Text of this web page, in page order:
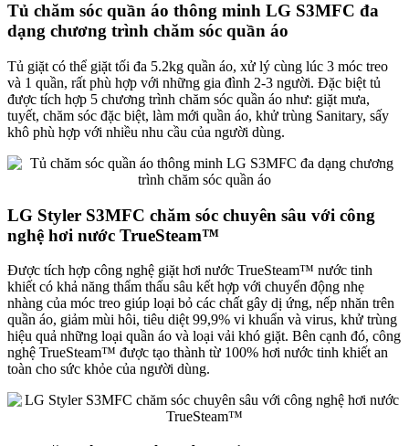
Tủ chăm sóc quần áo thông minh LG S3MFC đa
dạng chương trình chăm sóc quần áo
Tủ giặt có thể giặt tối đa 5.2kg quần áo, xử lý cùng lúc 3 móc treo
và 1 quần, rất phù hợp với những gia đình 2-3 người. Đặc biệt tủ
được tích hợp 5 chương trình chăm sóc quần áo như: giặt mưa,
tuyết, chăm sóc đặc biệt, làm mới quần áo, khử trùng Sanitary, sấy
khô phù hợp với nhiều nhu cầu của người dùng.
LG Styler S3MFC chăm sóc chuyên sâu với công
nghệ hơi nước TrueSteam™
Được tích hợp công nghệ giặt hơi nước TrueSteam™ nước tinh
khiết có khả năng thẩm thấu sâu kết hợp với chuyển động nhẹ
nhàng của móc treo giúp loại bỏ các chất gây dị ứng, nếp nhăn trên
quần áo, giảm mùi hôi, tiêu diệt 99,9% vi khuẩn và virus, khử trùng
hiệu quả những loại quần áo và loại vải khó giặt. Bên cạnh đó, công
nghệ TrueSteam™ được tạo thành từ 100% hơi nước tinh khiết an
toàn cho sức khỏe của người dùng.